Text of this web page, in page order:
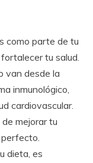
como parte de tu
tu salud.
van desde la
inmunológico,
cardiovascular.
mejorar tu
dieta, es